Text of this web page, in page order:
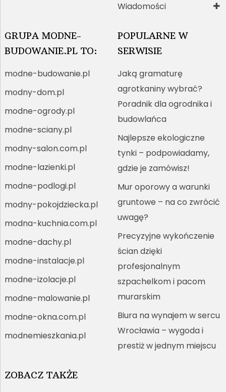
Wiadomości
GRUPA MODNE-
BUDOWANIE.PL TO:
modne-budowanie.pl
modny-dom.pl
modne-ogrody.pl
modne-sciany.pl
modny-salon.com.pl
modne-lazienki.pl
modne-podlogi.pl
modny-pokojdziecka.pl
modna-kuchnia.com.pl
modne-dachy.pl
modne-instalacje.pl
modne-izolacje.pl
modne-malowanie.pl
modne-okna.com.pl
modnemieszkania.pl
POPULARNE W
SERWISIE
Jaką gramaturę
agrotkaniny wybrać?
Poradnik dla ogrodnika i
budowlańca
Najlepsze ekologiczne
tynki – podpowiadamy,
gdzie je zamówisz!
Mur oporowy a warunki
gruntowe – na co zwrócić
uwagę?
Precyzyjne wykończenie
ścian dzięki
profesjonalnym
szpachelkom i pacom
murarskim
Biura na wynajem w sercu
Wrocławia – wygoda i
prestiż w jednym miejscu
ZOBACZ TAKŻE